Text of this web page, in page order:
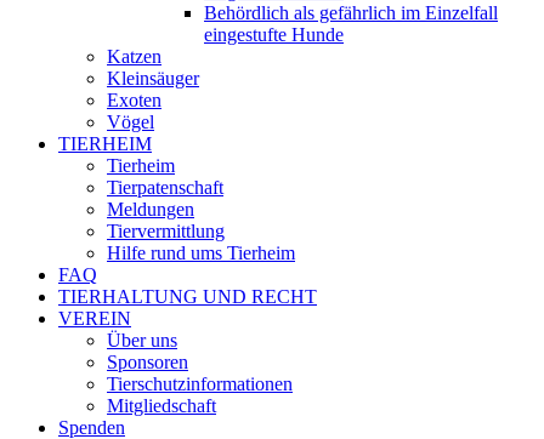
Behördlich als gefährlich im Einzelfall
eingestufte Hunde
Katzen
Kleinsäuger
Exoten
Vögel
TIERHEIM
Tierheim
Tierpatenschaft
Meldungen
Tiervermittlung
Hilfe rund ums Tierheim
FAQ
TIERHALTUNG UND RECHT
VEREIN
Über uns
Sponsoren
Tierschutzinformationen
Mitgliedschaft
Spenden